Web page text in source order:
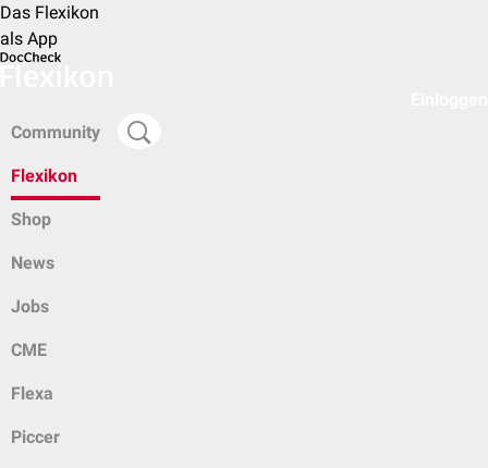
Das Flexikon
als App
Community
Flexikon
Shop
News
Jobs
CME
Flexa
Piccer